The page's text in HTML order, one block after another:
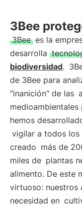
3Bee
3Bee es la
desarrolla
biodiversidad.
de 3Bee para
"inanición" de las
medioambientales
hemos
vigilar a todos los
creado más de
miles de plantas
alimento. De este
virtuoso: nuestros
necesidad en